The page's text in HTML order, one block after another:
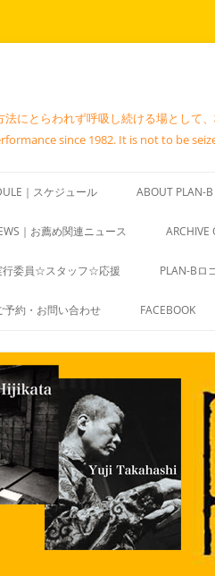
法にとらわれず呼吸し続ける場とし
since 1982. It is not to be
｜スケジュール ABOUT PLAN-
｜お薦め関連ニュース ARCHIVE
行委員☆スタッフ☆応援 PLAN-Bロ
予約・お問い合わせ FACEBOOK